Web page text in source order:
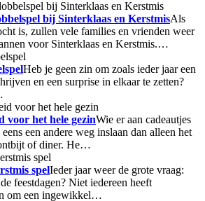
bij Sinterklaas en KerstmisAls
is, zullen vele families en vrienden weer
voor Sinterklaas en Kerstmis.…
Heb je geen zin om zoals ieder jaar een
en een surprise in elkaar te zetten?
voor het hele gezinWie er aan cadeautjes
een andere weg inslaan dan alleen het
of diner. He…
spelIeder jaar weer de grote vraag:
feestdagen? Niet iedereen heeft
om een ingewikkel…